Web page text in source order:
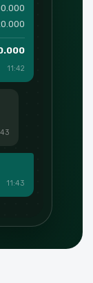
11:42
11:43